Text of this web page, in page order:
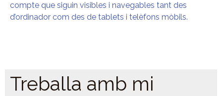
compte que siguin visibles i navegables tant des
d’ordinador com des de tablets i telèfons mòbils.
Treballa amb mi